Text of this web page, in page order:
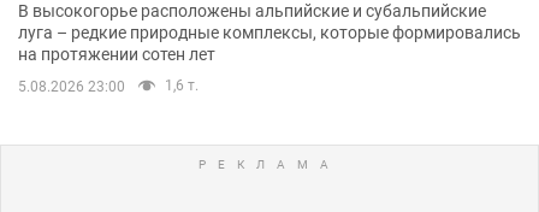
В высокогорье расположены альпийские и субальпийские
луга – редкие природные комплексы, которые формировались
на протяжении сотен лет
5.08.2026 23:00 1,6 т.